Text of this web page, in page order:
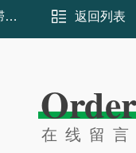
返回列表
Order
在线留言